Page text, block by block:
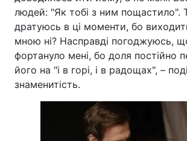
людей: "Як тобі з ним пощастило".
дратуюсь в ці моменти, бо
мною ні? Насправді погоджуюсь,
фортануло мені, бо доля постійно
його на "і в горі, і в радощах", –
знаменитість.